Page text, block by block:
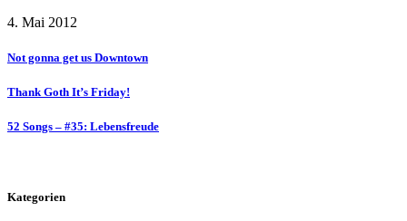
4. Mai 2012
Not gonna get us Downtown
Thank Goth It’s Friday!
52 Songs – #35: Lebensfreude
Kategorien